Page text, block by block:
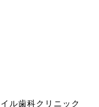
ル歯科クリニック